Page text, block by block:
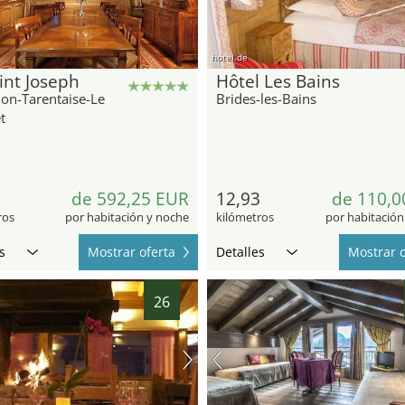
Joseph
Tarentaise-Le
de 592,25 EUR
por habitación y noche
Mostrar oferta
hotel.de
Hôtel Les Bains
Brides-les-Bains
12,93
kilómetros
de
por
Detalles Mostrar
26